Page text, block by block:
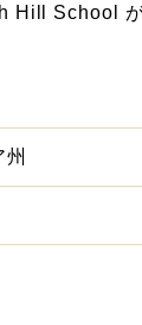
Hill School